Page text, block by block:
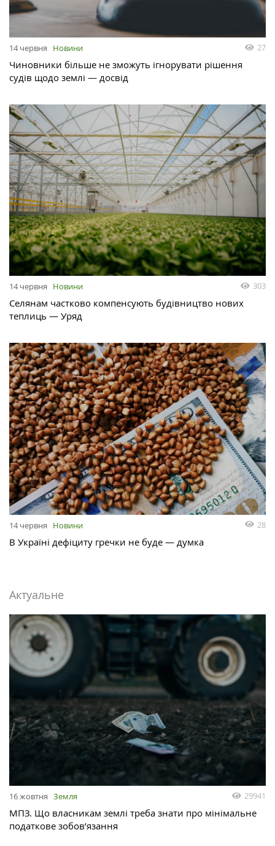
14 червня Новини 27
Чиновники більше не зможуть ігнорувати рішення
судів щодо землі — досвід
14 червня Новини 303
Селянам частково компенсують будівництво нових
теплиць — Уряд
14 червня Новини 28
В Україні дефіциту гречки не буде — думка
Актуальне
16 жовтня Земля 29941
МПЗ. Що власникам землі треба знати про мінімальне
податкове зобов’язання